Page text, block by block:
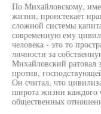
По Михайловскому,
жизни, проистекает
сложной системы
современную ему
человека - это то
личности за
Михайловский ратовал
против,
Он считал, что
широта жизни каждого
общественных